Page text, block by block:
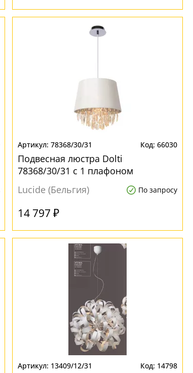
78368/30/31 66030
Подвесная люстра Dolti
78368/30/31 с 1 плафоном
Lucide (Бельгия)
По запросу
14 797 ₽
13409/12/31 14798